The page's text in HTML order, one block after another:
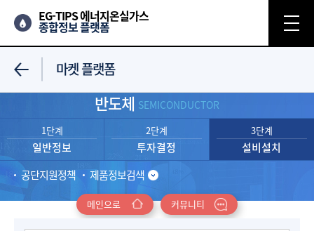
EG-TIPS 에너지온실가스
종합정보 플랫폼
마켓 플랫폼
반도체 SEMICONDUCTOR
1단계
일반정보
2단계
투자결정
3단계
설비설치
공단지원정책
제품정보검색
메인으로 커뮤니티